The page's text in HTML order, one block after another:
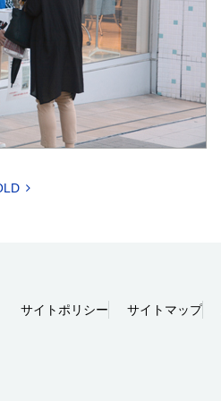
サイトポリシー サイトマップ